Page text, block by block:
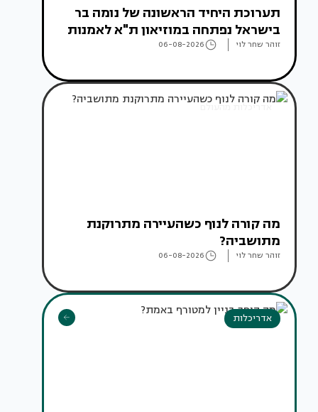
תערוכת היחיד הראשונה של נומה בר
בישראל נפתחה במוזיאון ת"א לאמנות
זוהר שחר לוי 06-08-2026
אדריכלות מהעולם
מה קורה לנוף כשהעיירה מתרוקנת
מתושביה?
זוהר שחר לוי 06-08-2026
אדריכלות